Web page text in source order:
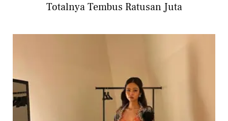
Totalnya Tembus Ratusan Juta